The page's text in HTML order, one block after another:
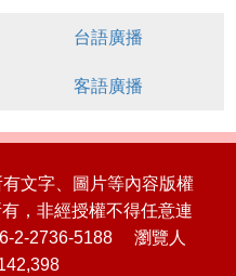
台語廣播
客語廣播
文字、圖片等內容版權
，非經授權不得任意連
2-2736-5188 瀏覽人